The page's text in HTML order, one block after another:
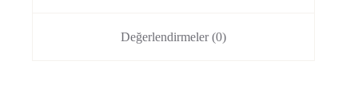
Değerlendirmeler (0)